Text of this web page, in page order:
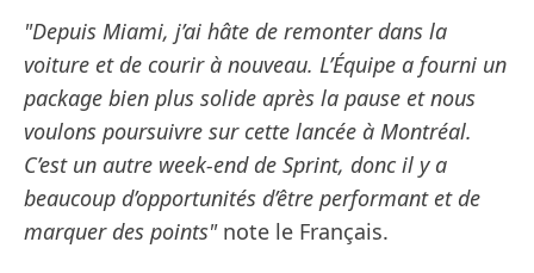
"Depuis Miami, j’ai hâte de remonter dans la
voiture et de courir à nouveau. L’Équipe a fourni un
package bien plus solide après la pause et nous
voulons poursuivre sur cette lancée à Montréal.
C’est un autre week-end de Sprint, donc il y a
beaucoup d’opportunités d’être performant et de
marquer des points"note le Français.